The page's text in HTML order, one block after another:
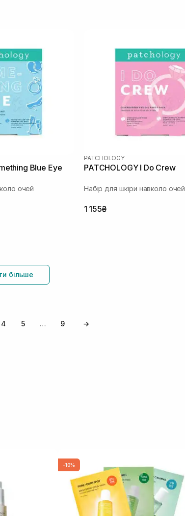
Blue Eye
очей
PATCHOLOGY
PATCHOLOGY I Do Crew
Набір для шкіри навколо очей
1 155₴
більше
4 5 … 9 →
-10%